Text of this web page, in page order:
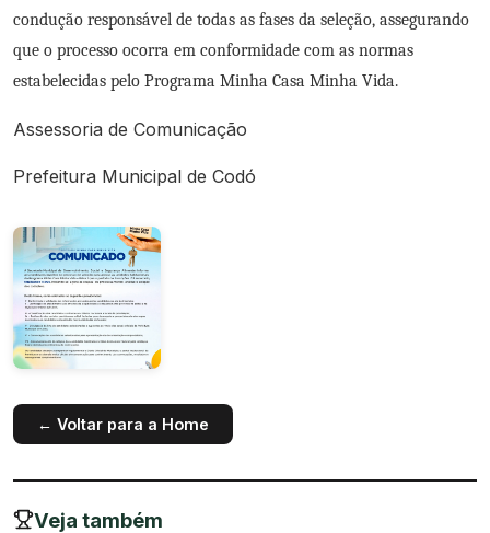
condução responsável de todas as fases da seleção, assegurando
que o processo ocorra em conformidade com as normas
estabelecidas pelo Programa Minha Casa Minha Vida.
Assessoria de Comunicação
Prefeitura Municipal de Codó
← Voltar para a Home
Veja também